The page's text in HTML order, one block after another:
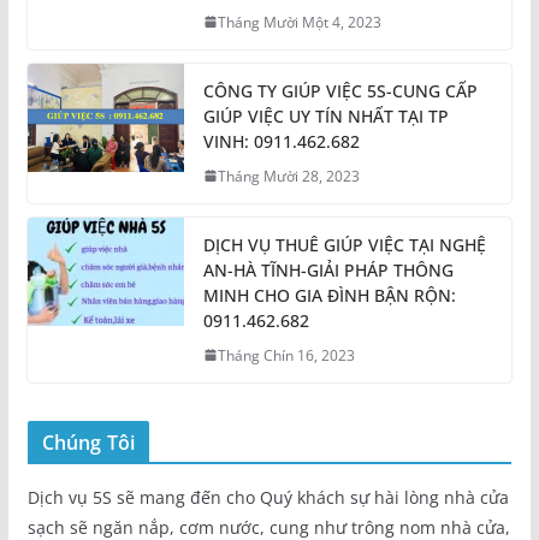
Tháng Mười Một 4, 2023
CÔNG TY GIÚP VIỆC 5S-CUNG CẤP
GIÚP VIỆC UY TÍN NHẤT TẠI TP
VINH: 0911.462.682
Tháng Mười 28, 2023
DỊCH VỤ THUÊ GIÚP VIỆC TẠI NGHỆ
AN-HÀ TĨNH-GIẢI PHÁP THÔNG
MINH CHO GIA ĐÌNH BẬN RỘN:
0911.462.682
Tháng Chín 16, 2023
Chúng Tôi
Dịch vụ 5S sẽ mang đến cho Quý khách sự hài lòng nhà cửa
sạch sẽ ngăn nắp, cơm nước, cung như trông nom nhà cửa,